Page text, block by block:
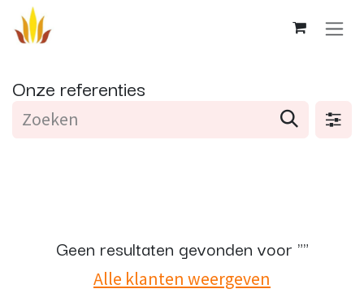
Overslaan naar inhoud
Onze referenties
Geen resultaten gevonden voor ""
Alle klanten weergeven